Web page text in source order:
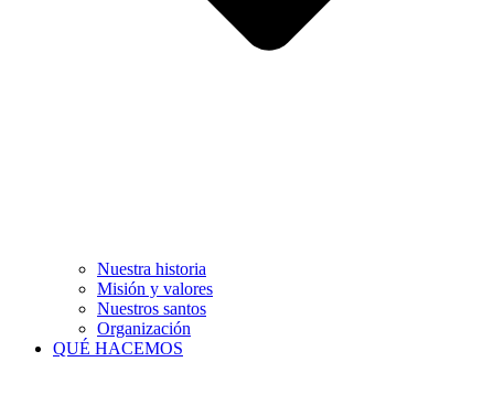
Nuestra historia
Misión y valores
Nuestros santos
Organización
QUÉ HACEMOS